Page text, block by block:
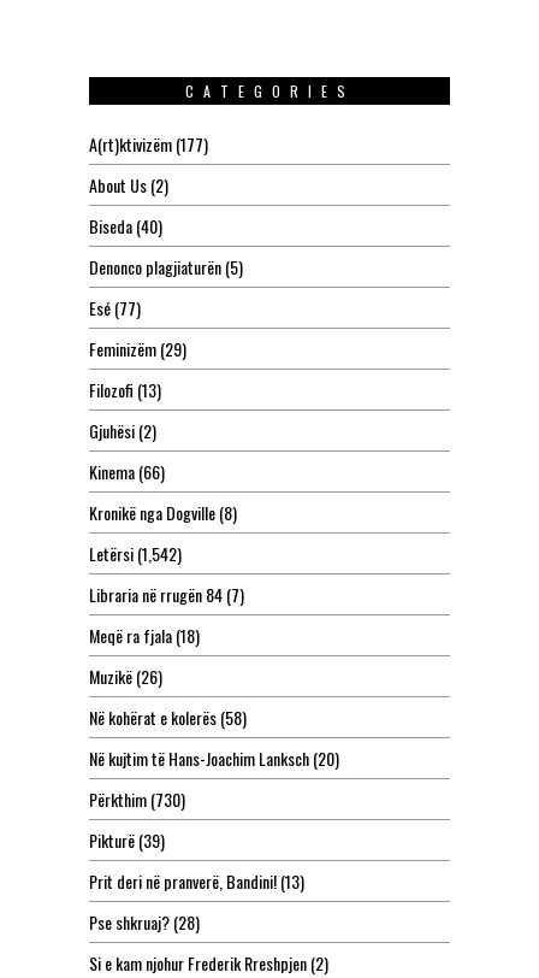
CATEGORIES
A(rt)ktivizëm(177)
About Us(2)
Biseda(40)
Denonco plagjiaturën(5)
Esé(77)
Feminizëm(29)
Filozofi (13)
Gjuhësi(2)
Kinema(66)
Kronikë nga Dogville(8)
Letërsi(1,542)
Libraria në rrugën 84(7)
Meqë ra fjala(18)
Muzikë(26)
Në kohërat e kolerës(58)
Në kujtim të Hans-Joachim Lanksch(20)
Përkthim(730)
Pikturë(39)
Prit deri në pranverë, Bandini!(13)
Pse shkruaj?(28)
Si e kam njohur Frederik Rreshpjen(2)